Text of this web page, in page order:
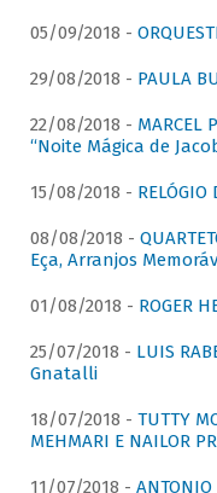
05/09/2018 -
29/08/2018 - PAULA
22/08/2018 - MARCEL
“Noite Mágica de
15/08/2018 - RELÓGIO
08/08/2018 -
Eça, Arranjos
01/08/2018 - ROGER
25/07/2018 - LUIS
Gnatalli
18/07/2018 - TUTTY
MEHMARI E NAILOR
11/07/2018 -